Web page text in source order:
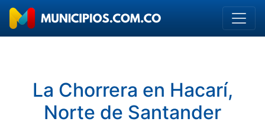
La Chorrera en Hacarí,
Norte de Santander